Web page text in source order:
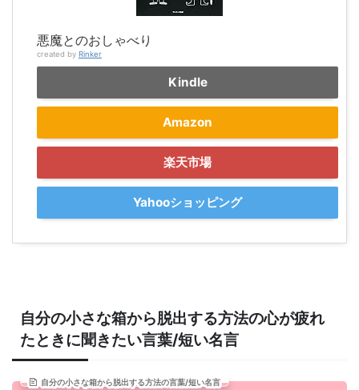
悪魔とのおしゃべり
created by Rinker
Kindle
Amazon
楽天市場
Yahooショッピング
自分の小さな箱から脱出する方法の心が疲れ
たときに聞きたい言葉/短い名言
自分の小さな箱から脱出する方法の言葉/短い名言